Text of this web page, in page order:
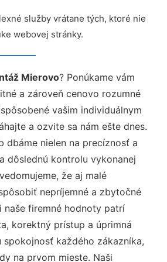
služby vrátane tých, ktoré nie
webovej stránky.
Mierovo? Ponúkame vám
a zároveň cenovo rozumné
vašim individuálnym
a ozvite sa nám ešte dnes.
dbáme nielen na precíznosť a
dôslednú kontrolu vykonanej
že aj malé
nepríjemné a zbytočné
naše firemné hodnoty patrí
korektný prístup a úprimná
spokojnosť každého zákazníka,
na prvom mieste. Naši